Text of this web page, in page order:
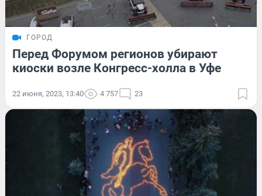
ГОРОД
Перед Форумом регионов убирают
киоски возле Конгресс-холла в Уфе
22 июня, 2023, 13:40 4 757 23